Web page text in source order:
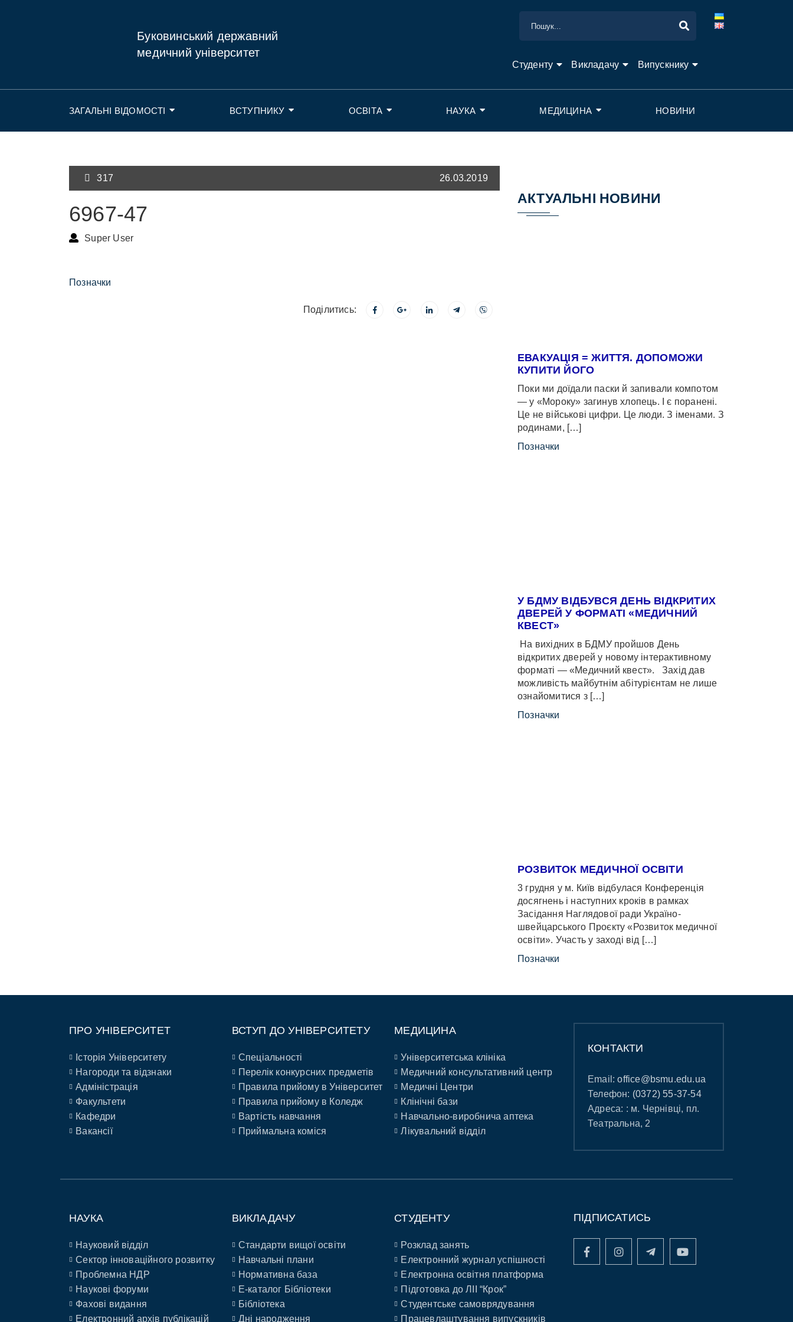
Буковинський державний
медичний університет
Студенту Викладачу Випускнику
ЗАГАЛЬНІ ВІДОМОСТІ ВСТУПНИКУ ОСВІТА НАУКА МЕДИЦИНА НОВИНИ
317 26.03.2019
6967-47
Super User
Позначки
Поділитись:
АКТУАЛЬНІ НОВИНИ
ЕВАКУАЦІЯ = ЖИТТЯ. ДОПОМОЖИ
КУПИТИ ЙОГО
Поки ми доїдали паски й запивали компотом
— у «Мороку» загинув хлопець. І є поранені.
Це не військові цифри. Це люди. З іменами. З
родинами, […]
Позначки
У БДМУ ВІДБУВСЯ ДЕНЬ ВІДКРИТИХ
ДВЕРЕЙ У ФОРМАТІ «МЕДИЧНИЙ
КВЕСТ»
На вихідних в БДМУ пройшов День
відкритих дверей у новому інтерактивному
форматі — «Медичний квест». Захід дав
можливість майбутнім абітурієнтам не лише
ознайомитися з […]
Позначки
РОЗВИТОК МЕДИЧНОЇ ОСВІТИ
3 грудня у м. Київ відбулася Конференція
досягнень і наступних кроків в рамках
Засідання Наглядової ради Україно-
швейцарського Проєкту «Розвиток медичної
освіти». Участь у заході від […]
Позначки
ПРО УНІВЕРСИТЕТ
Історія Університету
Нагороди та відзнаки
Адміністрація
Факультети
Кафедри
Вакансії
ВСТУП ДО УНІВЕРСИТЕТУ
Спеціальності
Перелік конкурсних предметів
Правила прийому в Університет
Правила прийому в Коледж
Вартість навчання
Приймальна коміся
МЕДИЦИНА
Університетська клініка
Медичний консультативний центр
Медичні Центри
Клінічні бази
Навчально-виробнича аптека
Лікувальний відділ
КОНТАКТИ
Email:office@bsmu.edu.ua
Телефон: (0372) 55-37-54
Адреса: : м. Чернівці, пл.
Театральна, 2
НАУКА
Науковий відділ
Сектор інноваційного розвитку
Проблемна НДР
Наукові форуми
Фахові видання
Електронний архів публікацій
ВИКЛАДАЧУ
Стандарти вищої освіти
Навчальні плани
Нормативна база
E-каталог Бібліотеки
Бібліотека
Дні народження
СТУДЕНТУ
Розклад занять
Електронний журнал успішності
Електронна освітня платформа
Підготовка до ЛІІ “Крок”
Студентське самоврядування
Працевлаштування випускників
ПІДПИСАТИСЬ